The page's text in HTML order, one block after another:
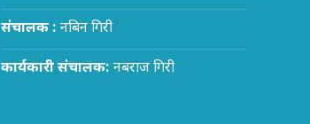
संचालक : नबिन गिरी
कार्यकारी संचालक: नबराज गिरी